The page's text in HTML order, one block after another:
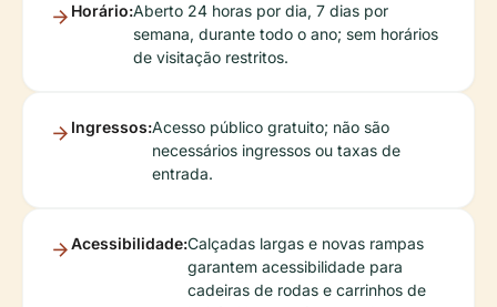
Horário:Aberto 24 horas por dia, 7 dias por
semana, durante todo o ano; sem horários
de visitação restritos.
Ingressos:Acesso público gratuito; não são
necessários ingressos ou taxas de
entrada.
Acessibilidade:Calçadas largas e novas rampas
garantem acessibilidade para
cadeiras de rodas e carrinhos de